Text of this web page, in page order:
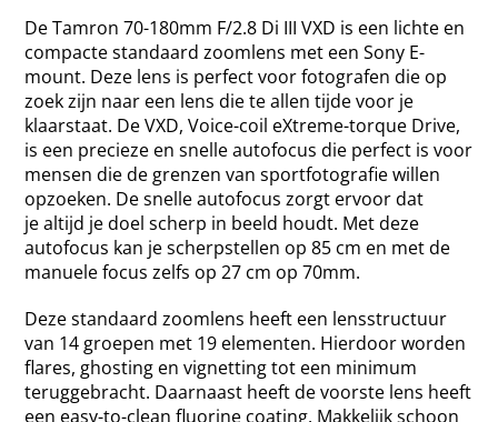
De Tamron 70-180mm F/2.8 Di III VXD is een lichte en
compacte standaard zoomlens met een Sony E-
mount. Deze lens is perfect voor fotografen die op
zoek zijn naar een lens die te allen tijde voor je
klaarstaat. De VXD, Voice-coil eXtreme-torque Drive,
is een precieze en snelle autofocus die perfect is voor
mensen die de grenzen van sportfotografie willen
opzoeken. De snelle autofocus zorgt ervoor dat
je altijd je doel scherp in beeld houdt. Met deze
autofocus kan je scherpstellen op 85 cm en met de
manuele focus zelfs op 27 cm op 70mm.
Deze standaard zoomlens heeft een lensstructuur
van 14 groepen met 19 elementen. Hierdoor worden
flares, ghosting en vignetting tot een minimum
teruggebracht. Daarnaast heeft de voorste lens heeft
een easy-to-clean fluorine coating. Makkelijk schoon